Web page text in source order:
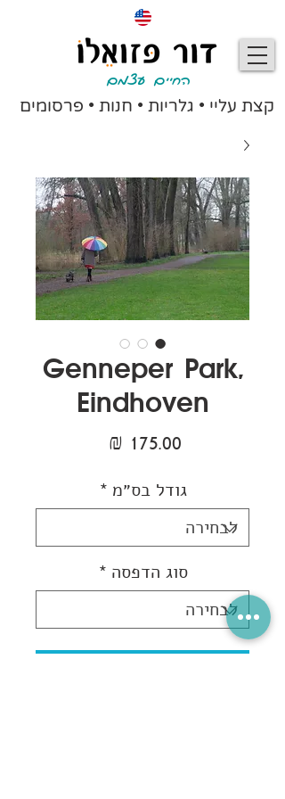
החיים עצמם
קצת עליי • גלריות • חנות • פרסומים
Genneper Park,
Eindhoven
גודל בס״מ *
סוג הדפסה *